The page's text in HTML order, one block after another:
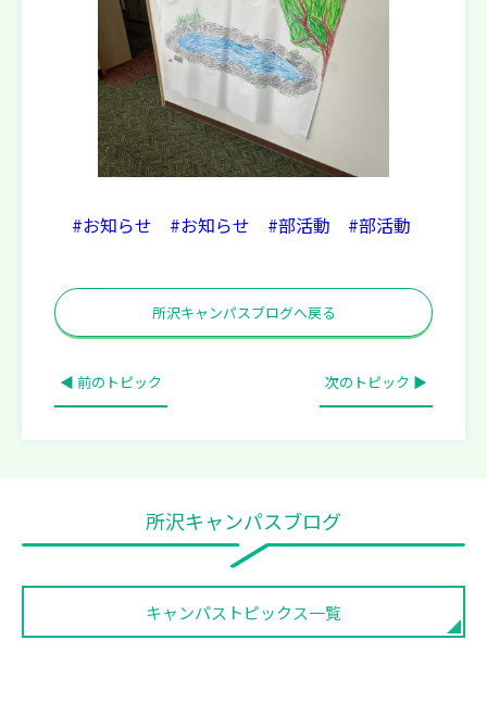
#お知らせ #お知らせ #部活動 #部活動
所沢キャンパスブログへ戻る
◀ 前のトピック 次のトピック ▶
所沢キャンパスブログ
キャンパストピックス一覧